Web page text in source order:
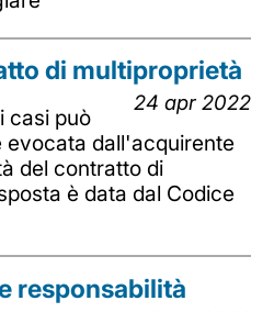
di multiproprietà
24 apr 2022
casi può
evocata dall'acquirente
del contratto di
è data dal Codice
responsabilità